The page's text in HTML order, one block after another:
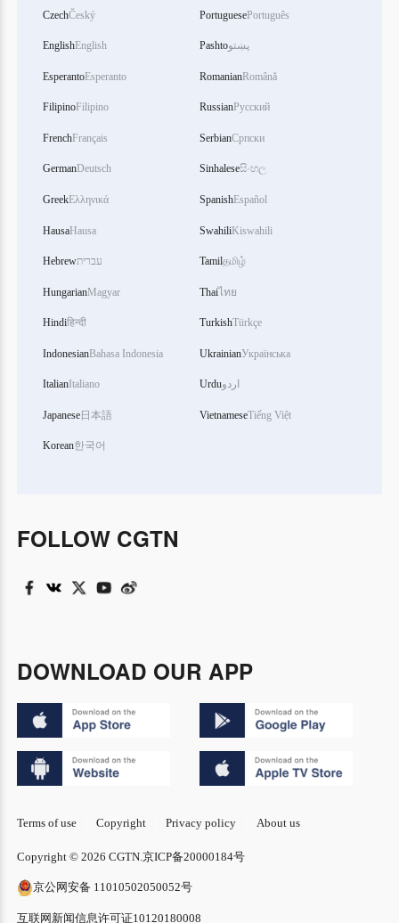
CzechČeský
EnglishEnglish
EsperantoEsperanto
FilipinoFilipino
FrenchFrançais
GermanDeutsch
GreekΕλληνικά
HausaHausa
Hebrewעברית
HungarianMagyar
Hindiहिन्दी
IndonesianBahasa Indonesia
ItalianItaliano
Japanese日本語
Korean한국어
PortuguesePortuguês
Pashtoپښتو
RomanianRomână
RussianРусский
SerbianСрпски
Sinhaleseසිංහල
SpanishEspañol
SwahiliKiswahili
Tamilதமிழ்
Thaiไทย
TurkishTürkçe
UkrainianУкраїнська
Urduاردو
VietnameseTiếng Việt
FOLLOW CGTN
DOWNLOAD OUR APP
Terms of use Copyright Privacy policy About us
Copyright © 2026 CGTN. 京ICP备20000184号
京公网安备 11010502050052号
互联网新闻信息许可证10120180008